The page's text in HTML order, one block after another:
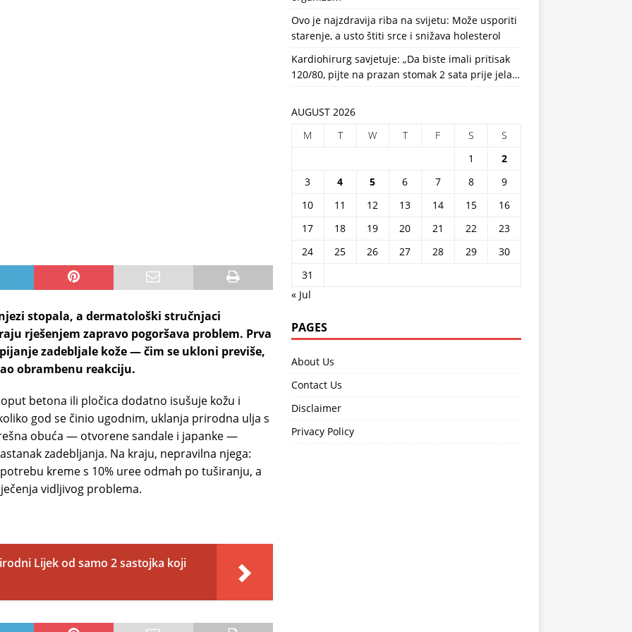
stopala, a dermatološki stručnjaci
rješenjem zapravo pogoršava problem. Prva
zadebljale kože — čim se ukloni previše,
obrambenu reakciju.
betona ili pločica dodatno isušuje kožu i
god se činio ugodnim, uklanja prirodna ulja s
obuća — otvorene sandale i japanke —
zadebljanja. Na kraju, nepravilna njega:
kreme s 10% uree odmah po tuširanju, a
vidljivog problema.
Lijek od samo 2 sastojka koji
Ovo je najzdravija riba na svijetu: Može usporiti
starenje, a usto štiti srce i snižava holesterol
Kardiohirurg savjetuje: „Da biste imali pritisak
120/80, pijte na prazan stomak 2 sata prije jela…
AUGUST 2026
M
T W T F S
S
1
2
3
4 5 6 7 8
9
10
11 12 13 14 15
16
17
18 19 20 21 22
23
24
25 26 27 28 29
30
31
« Jul
PAGES
About Us
Contact Us
Disclaimer
Privacy Policy